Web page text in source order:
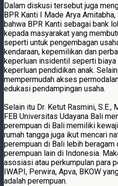
Dalam diskusi tersebut juga
BPR Kanti I Made Arya
bahwa BPR Kanti sebagai bank
kepada masyarakat yang
seperti untuk pengembagan
kendaraan, kepemilikan dan
keperluan insidentil seperti biaya
keperluan pendidikan anak.
mempermudah akses
edukasi pendampingan usaha.
Selain itu Dr. Ketut Rasmini, S.E.,
FEB Universitas Udayana Bali
perempuan di Bali memiliki
rumah tangga juga ikut mencari
perempuan di Bali lebih beragam
perempuan lain di Indonesia.
asosiasi atau perkumpulan para
IWAPI, Perwira, Apva, BKOW
adalah perempuan.